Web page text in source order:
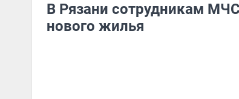
В Рязани сотрудникам
нового жилья